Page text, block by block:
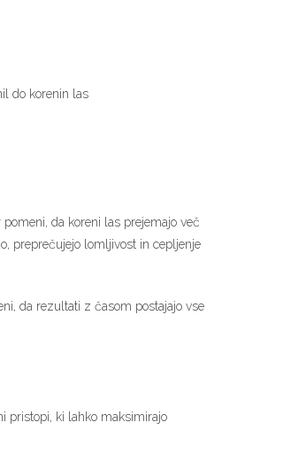
do korenin las
da koreni las prejemajo več
preprečujejo lomljivost in cepljenje
da rezultati z časom postajajo vse
pristopi, ki lahko maksimirajo